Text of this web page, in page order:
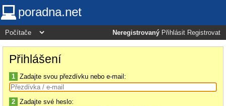
poradna.net
Neregistrovaný Přihlásit Registrovat
Přihlášení
1 Zadajte svou přezdívku nebo e-mail:
2 Zadajte své heslo: